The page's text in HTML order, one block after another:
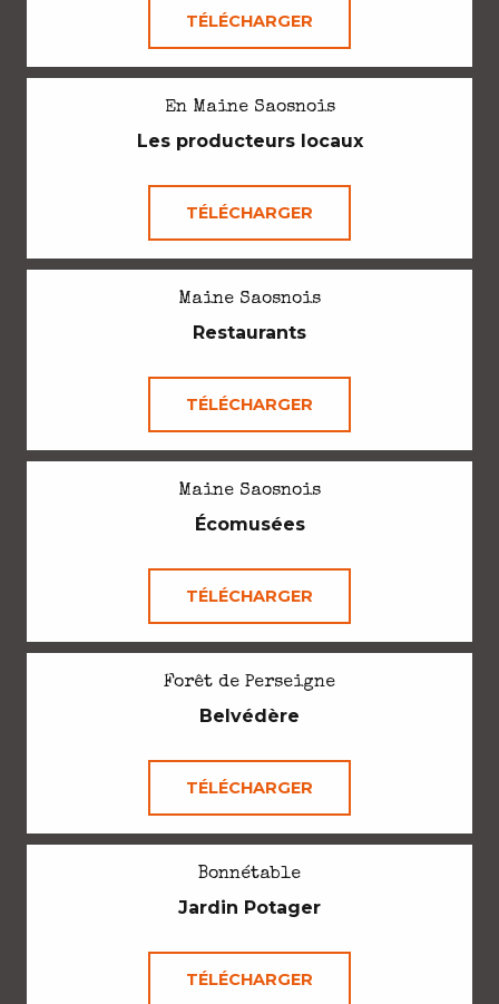
TÉLÉCHARGER
En Maine Saosnois
Les producteurs locaux
TÉLÉCHARGER
Maine Saosnois
Restaurants
TÉLÉCHARGER
Maine Saosnois
Écomusées
TÉLÉCHARGER
Forêt de Perseigne
Belvédère
TÉLÉCHARGER
Bonnétable
Jardin Potager
TÉLÉCHARGER